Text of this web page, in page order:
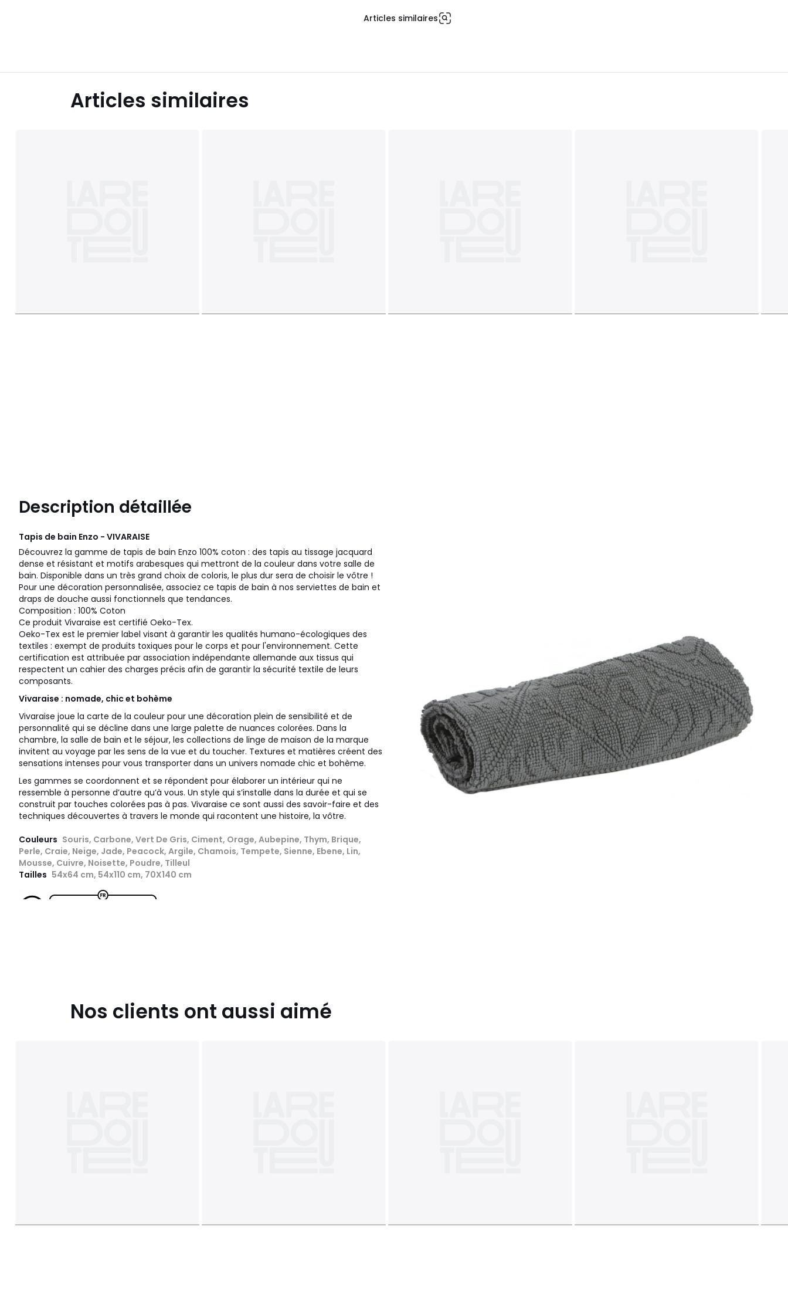
Articles similaires
Articles similaires
Description détaillée
Tapis de bain Enzo - VIVARAISE
Découvrez la gamme de tapis de bain Enzo 100% coton : des tapis au tissage jacquard
dense et résistant et motifs arabesques qui mettront de la couleur dans votre salle de
bain. Disponible dans un très grand choix de coloris, le plus dur sera de choisir le vôtre !
Pour une décoration personnalisée, associez ce tapis de bain à nos serviettes de bain et
draps de douche aussi fonctionnels que tendances.
Composition : 100% Coton
Ce produit Vivaraise est certifié Oeko-Tex.
Oeko-Tex est le premier label visant à garantir les qualités humano-écologiques des
textiles : exempt de produits toxiques pour le corps et pour l'environnement. Cette
certification est attribuée par association indépendante allemande aux tissus qui
respectent un cahier des charges précis afin de garantir la sécurité textile de leurs
composants.
Vivaraise : nomade, chic et bohème
Vivaraise joue la carte de la couleur pour une décoration plein de sensibilité et de
personnalité qui se décline dans une large palette de nuances colorées. Dans la
chambre, la salle de bain et le séjour, les collections de linge de maison de la marque
invitent au voyage par les sens de la vue et du toucher. Textures et matières créent des
sensations intenses pour vous transporter dans un univers nomade chic et bohème.
Les gammes se coordonnent et se répondent pour élaborer un intérieur qui ne
ressemble à personne d’autre qu’à vous. Un style qui s’installe dans la durée et qui se
construit par touches colorées pas à pas. Vivaraise ce sont aussi des savoir-faire et des
techniques découvertes à travers le monde qui racontent une histoire, la vôtre.
Couleurs Souris, Carbone, Vert De Gris, Ciment, Orage, Aubepine, Thym, Brique,
Perle, Craie, Neige, Jade, Peacock, Argile, Chamois, Tempete, Sienne, Ebene, Lin,
Mousse, Cuivre, Noisette, Poudre, Tilleul
Tailles 54x64 cm, 54x110 cm, 70X140 cm
Nos clients ont aussi aimé